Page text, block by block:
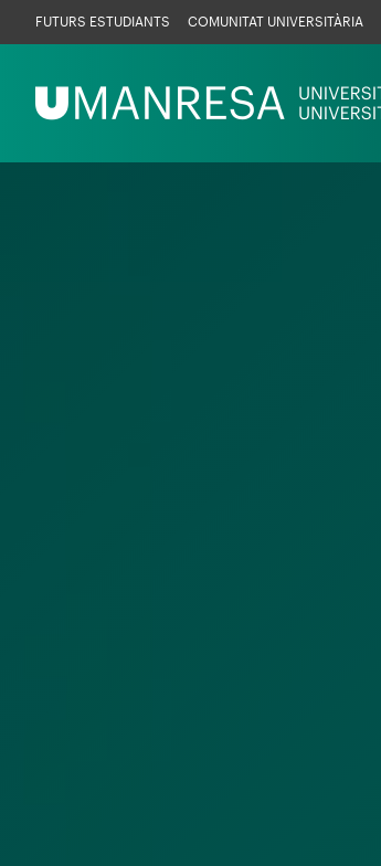
al
Menú
UManresa
FUTURS ESTUDIANTS COMUNITAT UNIVERSITÀRIA